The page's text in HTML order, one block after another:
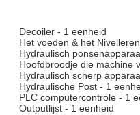
Decoiler - 1 eenheid
Het voeden & het
Hydraulisch
Hoofdbroodje die machine
Hydraulisch scherp
Hydraulische Post - 1
PLC computercontrole - 1
Outputlijst - 1 eenheid